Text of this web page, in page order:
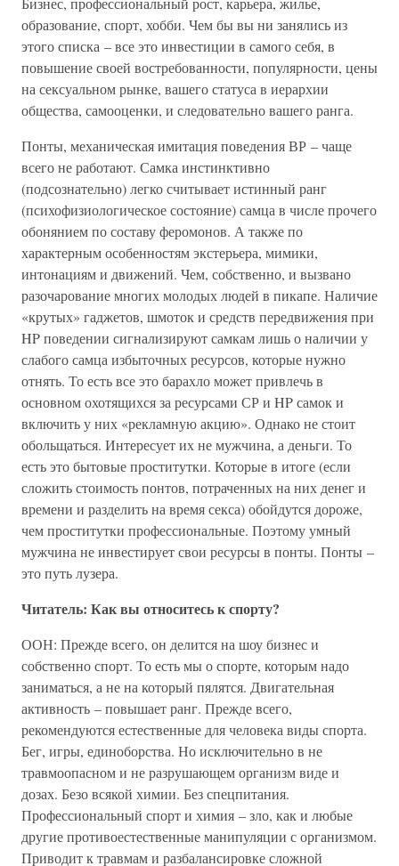
образование, спорт, хобби. Чем бы вы ни занялись из
этого списка – все это инвестиции в самого себя, в
повышение своей востребованности, популярности, цены
на сексуальном рынке, вашего статуса в иерархии
общества, самооценки, и следовательно вашего ранга.
Понты, механическая имитация поведения ВР – чаще
всего не работают. Самка инстинктивно
(подсознательно) легко считывает истинный ранг
(психофизиологическое состояние) самца в числе прочего
обонянием по составу феромонов. А также по
характерным особенностям экстерьера, мимики,
интонациям и движений. Чем, собственно, и вызвано
разочарование многих молодых людей в пикапе. Наличие
«крутых» гаджетов, шмоток и средств передвижения при
HP поведении сигнализируют самкам лишь о наличии у
слабого самца избыточных ресурсов, которые нужно
отнять. То есть все это барахло может привлечь в
основном охотящихся за ресурсами СР и HP самок и
включить у них «рекламную акцию». Однако не стоит
обольщаться. Интересует их не мужчина, а деньги. То
есть это бытовые проститутки. Которые в итоге (если
сложить стоимость понтов, потраченных на них денег и
времени и разделить на время секса) обойдутся дороже,
чем проститутки профессиональные. Поэтому умный
мужчина не инвестирует свои ресурсы в понты. Понты –
это путь лузера.
Читатель: Как вы относитесь к спорту?
ООН: Прежде всего, он делится на шоу бизнес и
собственно спорт. То есть мы о спорте, которым надо
заниматься, а не на который пялятся. Двигательная
активность – повышает ранг. Прежде всего,
рекомендуются естественные для человека виды спорта.
Бег, игры, единоборства. Но исключительно в не
травмоопасном и не разрушающем организм виде и
дозах. Безо всякой химии. Без спецпитания.
Профессиональный спорт и химия – зло, как и любые
другие противоестественные манипуляции с организмом.
Приводит к травмам и разбалансировке сложной